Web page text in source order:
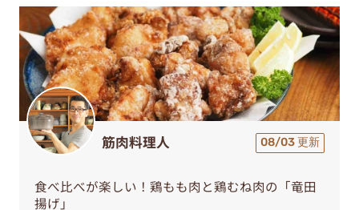
筋肉料理人 08/03 更新
食べ比べが楽しい！鶏もも肉と鶏むね肉の「竜田
揚げ」